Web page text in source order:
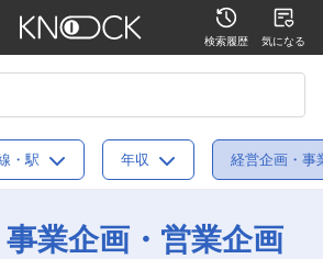
検索履歴 気になる
・駅 年収 経営企画・事
業企画・営業企画